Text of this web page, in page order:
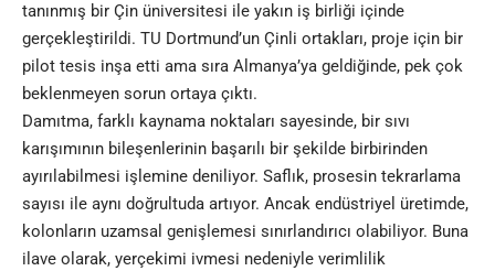
tanınmış bir Çin üniversitesi ile yakın iş birliği içinde
gerçekleştirildi. TU Dortmund’un Çinli ortakları, proje için bir
pilot tesis inşa etti ama sıra Almanya’ya geldiğinde, pek çok
beklenmeyen sorun ortaya çıktı.
Damıtma, farklı kaynama noktaları sayesinde, bir sıvı
karışımının bileşenlerinin başarılı bir şekilde birbirinden
ayırılabilmesi işlemine deniliyor. Saflık, prosesin tekrarlama
sayısı ile aynı doğrultuda artıyor. Ancak endüstriyel üretimde,
kolonların uzamsal genişlemesi sınırlandırıcı olabiliyor. Buna
ilave olarak, yerçekimi ivmesi nedeniyle verimlilik